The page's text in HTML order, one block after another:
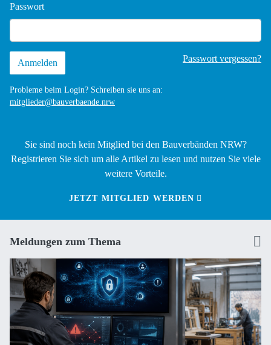
Passwort
Passwort vergessen?
Probleme beim Login? Schreiben sie uns an:
mitglieder@bauverbaende.nrw
Sie sind noch kein Mitglied bei den Bauverbänden NRW?
Registrieren Sie sich um alle Artikel zu lesen und nutzen Sie viele
weitere Vorteile.
JETZT MITGLIED WERDEN
Meldungen zum Thema